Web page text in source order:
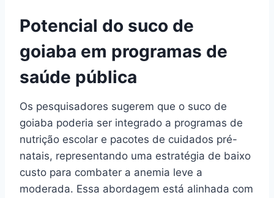
Potencial do suco de
goiaba em programas de
saúde pública
Os pesquisadores sugerem que o suco de
goiaba poderia ser integrado a programas de
nutrição escolar e pacotes de cuidados pré-
natais, representando uma estratégia de baixo
custo para combater a anemia leve a
moderada. Essa abordagem está alinhada com